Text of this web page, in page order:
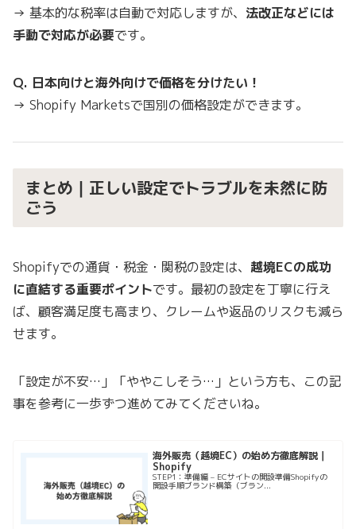
→ 基本的な税率は自動で対応しますが、 法改正などには
手動で対応が必要です。
Q. 日本向けと海外向けで価格を分けたい！
→ Shopify Marketsで国別の価格設定ができます。
まとめ｜正しい設定でトラブルを未然に防
ごう
Shopifyでの通貨・税金・関税の設定は、 越境ECの成功
に直結する重要ポイントです。最初の設定を丁寧に行え
ば、顧客満足度も高まり、クレームや返品のリスクも減ら
せます。
「設定が不安…」「ややこしそう…」という方も、この記
事を参考に一歩ずつ進めてみてくださいね。
海外販売（越境EC）の始め方徹底解説｜
Shopify
STEP1：準備編 – ECサイトの開設準備Shopifyの
開設手順ブランド構築（ブラン...